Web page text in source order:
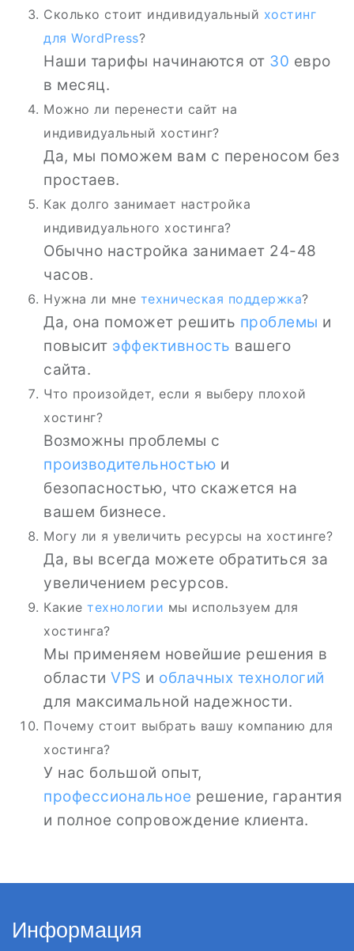
Сколько стоит индивидуальный хостинг
для WordPress?
Наши тарифы начинаются от 30 евро
в месяц.
Можно ли перенести сайт на
индивидуальный хостинг?
Да, мы поможем вам с переносом без
простаев.
Как долго занимает настройка
индивидуального хостинга?
Обычно настройка занимает 24-48
часов.
Нужна ли мне техническая поддержка?
Да, она поможет решить проблемы и
повысит эффективность вашего
сайта.
Что произойдет, если я выберу плохой
хостинг?
Возможны проблемы с
производительностью и
безопасностью, что скажется на
вашем бизнесе.
Могу ли я увеличить ресурсы на хостинге?
Да, вы всегда можете обратиться за
увеличением ресурсов.
Какие технологии мы используем для
хостинга?
Мы применяем новейшие решения в
области VPS и облачных технологий
для максимальной надежности.
Почему стоит выбрать вашу компанию для
хостинга?
У нас большой опыт,
профессиональное решение, гарантия
и полное сопровождение клиента.
Информация